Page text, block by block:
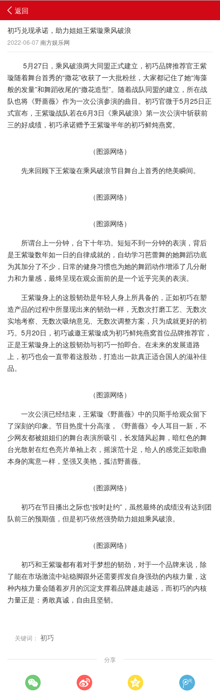
返回
初巧兑现承诺，助力姐姐王紫璇乘风破浪
2022-06-07南方娱乐网
5月27日，乘风破浪两大同盟正式建立，初巧品牌推荐官王紫
璇随着舞台首秀的“撒花”收获了一大批粉丝，大家都记住了她“海藻
般的发量”和舞蹈收尾的“撒花造型”。随着战队同盟的建立，所在战
队也将《野蔷薇》作为一次公演参演的曲目。初巧官微于5月25日正
式宣布，王紫璇战队若在6月3日《乘风破浪》第一次公演中斩获前
三的好成绩，初巧承诺赠予王紫璇半年的初巧鲜炖燕窝。
（图源网络）
先来回顾下王紫璇在乘风破浪节目舞台上首秀的绝美瞬间。
（图源网络）
（图源网络）
所谓台上一分钟，台下十年功。短短不到一分钟的表演，背后
是王紫璇数年如一日的自律成就的，自幼学习芭蕾舞的她舞蹈功底
为其加分了不少，日常的健身习惯也为她的舞蹈动作增添了几分耐
力和力量感，最终呈现在观众面前的是一个近乎完美的表演。
王紫璇身上的这股韧劲是年轻人身上所具备的，正如初巧在塑
造产品的过程中所显现出来的韧劲一样，无数次打磨工艺、无数次
实地考察、无数次吸纳意见、无数次调整方案，只为成就更好的初
巧。5月20日，初巧诚邀王紫璇成为初巧鲜炖燕窝首位品牌推荐官，
正是王紫璇身上的这股韧劲与初巧一拍即合。在未来的发展道路
上，初巧也会一直带着这股劲，打造出一款真正适合国人的滋补佳
品。
（图源网络）
一次公演已经结束，王紫璇《野蔷薇》中的贝斯手给观众留下
了深刻的印象。节目热度十分高涨，《野蔷薇》令人耳目一新，不
少网友都被姐姐们的舞台表演所吸引，长发随风起舞，暗红色的舞
台光散射在红色亮片单袖上衣，摇滚范十足，给人的感觉正如歌曲
本身的寓意一样，坚强又美艳，孤洁野蔷薇。
（图源网络）
初巧在节目播出之际也“按时赴约”，虽然最终的成绩没有达到团
队前三的预期值，但是初巧依然强势助力姐姐乘风破浪。
（图源网络）
初巧和王紫璇都有着对于梦想的韧劲，对于一个品牌来说，除
了能在市场激流中站稳脚跟外还需要挥发自身强劲的内核力量，这
种内核力量会随着岁月的沉淀支撑着品牌越走越远，而初巧的内核
力量正是：勇敢真诚，自由且坚韧。
关键词： 初巧
分享